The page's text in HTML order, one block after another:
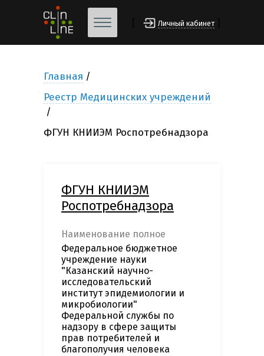
Личный кабинет
Главная
Реестр Медицинских учреждений
ФГУН КНИИЭМ Роспотребнадзора
ФГУН КНИИЭМ
Роспотребнадзора
Наименование полное
Федеральное бюджетное
учреждение науки
"Казанский научно-
исследовательский
институт эпидемиологии и
микробиологии"
Федеральной службы по
надзору в сфере защиты
прав потребителей и
благополучия человека